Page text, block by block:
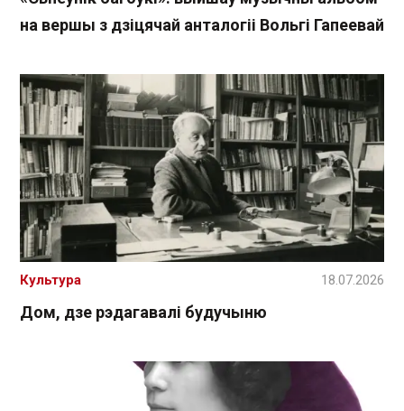
на вершы з дзіцячай анталогіі Вольгі Гапеевай
Дом, дзе рэдагавалі будучыню
Культура 18.07.2026